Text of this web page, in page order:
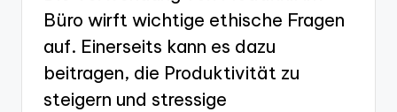
Büro wirft wichtige ethische Fragen
auf. Einerseits kann es dazu
beitragen, die Produktivität zu
steigern und stressige